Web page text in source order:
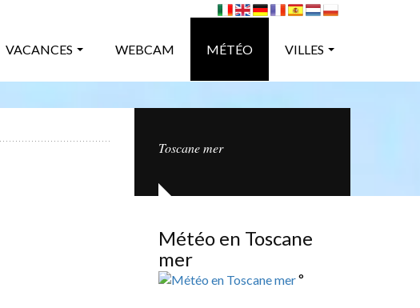
VACANCES WEBCAM MÉTÉO VILLES
Toscane mer
Météo en Toscane
mer
°